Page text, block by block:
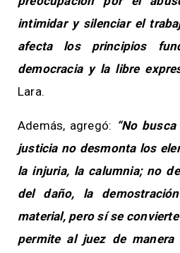
intimidar y silenciar el
afecta los principios
democracia y la libre
Lara.
Además, agregó: “No
justicia no desmonta los
la injuria, la calumnia; no
del daño, la
material, pero sí se
permite al juez de manera